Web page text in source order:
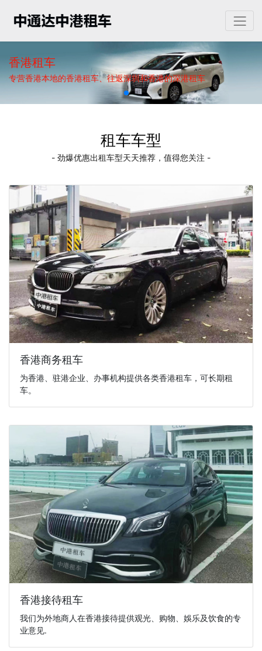
香港租车
专营香港本地的香港租车、往返深圳和香港的深港租车
租车车型
- 劲爆优惠出租车型天天推荐，值得您关注 -
香港商务租车
为香港、驻港企业、办事机构提供各类香港租车，可长期租
车。
香港接待租车
我们为外地商人在香港接待提供观光、购物、娛乐及饮食的专
业意见.